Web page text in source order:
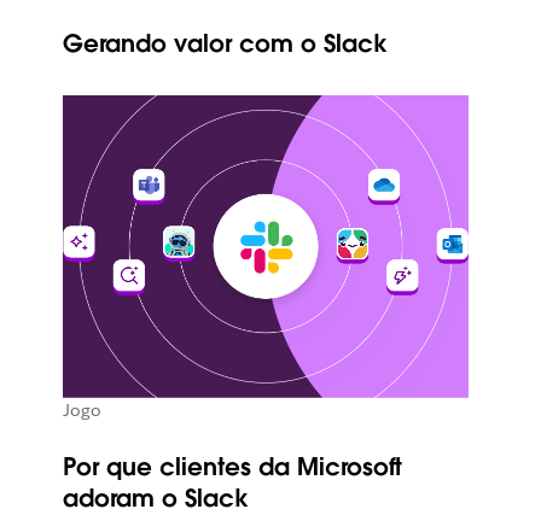
Gerando valor com o Slack
Jogo
Por que clientes da Microsoft
adoram o Slack